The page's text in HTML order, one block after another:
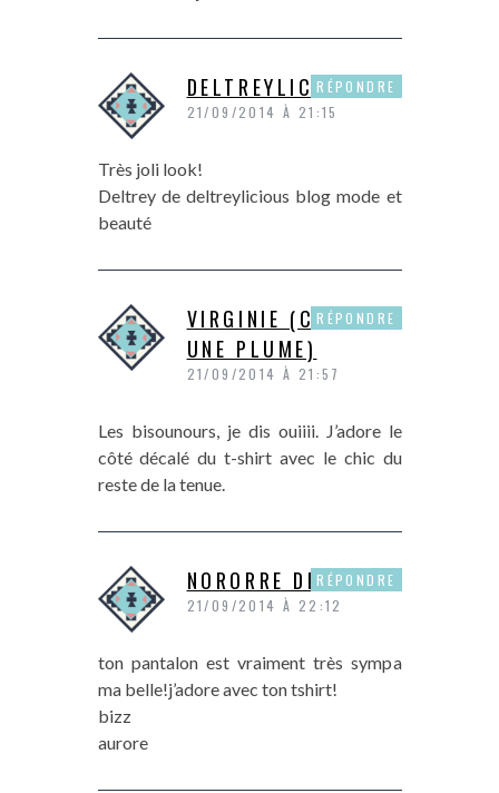
DELTREYLICIOUS
21/09/2014 À 21:15
Très joli look!
Deltrey de deltreylicious blog mode et
beauté
RÉPONDRE
VIRGINIE (COMME
UNE PLUME)
21/09/2014 À 21:57
Les bisounours, je dis ouiiii. J’adore le
côté décalé du t-shirt avec le chic du
reste de la tenue.
RÉPONDRE
NORORRE DE P&P
21/09/2014 À 22:12
ton pantalon est vraiment très sympa
ma belle!j’adore avec ton tshirt!
bizz
aurore
RÉPONDRE